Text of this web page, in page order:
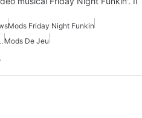
Mods Friday Night Funkin
GratuitsMods De Jeu